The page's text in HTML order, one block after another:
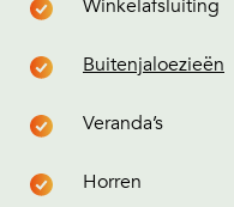
Winkelafsluiting
Buitenjaloezieën
Veranda’s
Horren